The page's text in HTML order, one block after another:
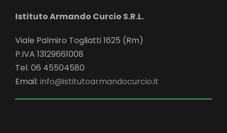
Istituto Armando Curcio S.R.L.
Viale Palmiro Togliatti 1625 (Rm)
P.IVA 13129661008
Tel. 06 45504580
Email: info@istitutoarmandocurcio.it